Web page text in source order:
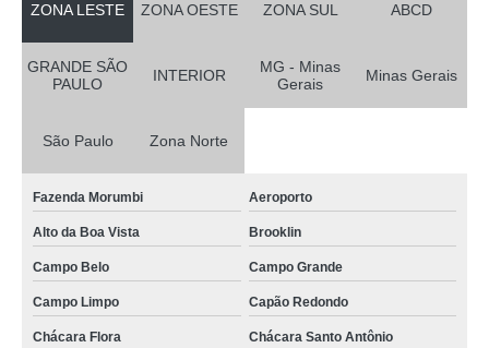
ZONA LESTE ZONA OESTE ZONA SUL ABCD
GRANDE SÃO
PAULO
INTERIOR
MG - Minas
Gerais
Minas Gerais
São Paulo Zona Norte
Fazenda Morumbi Aeroporto
Alto da Boa Vista Brooklin
Campo Belo Campo Grande
Campo Limpo Capão Redondo
Chácara Flora Chácara Santo Antônio